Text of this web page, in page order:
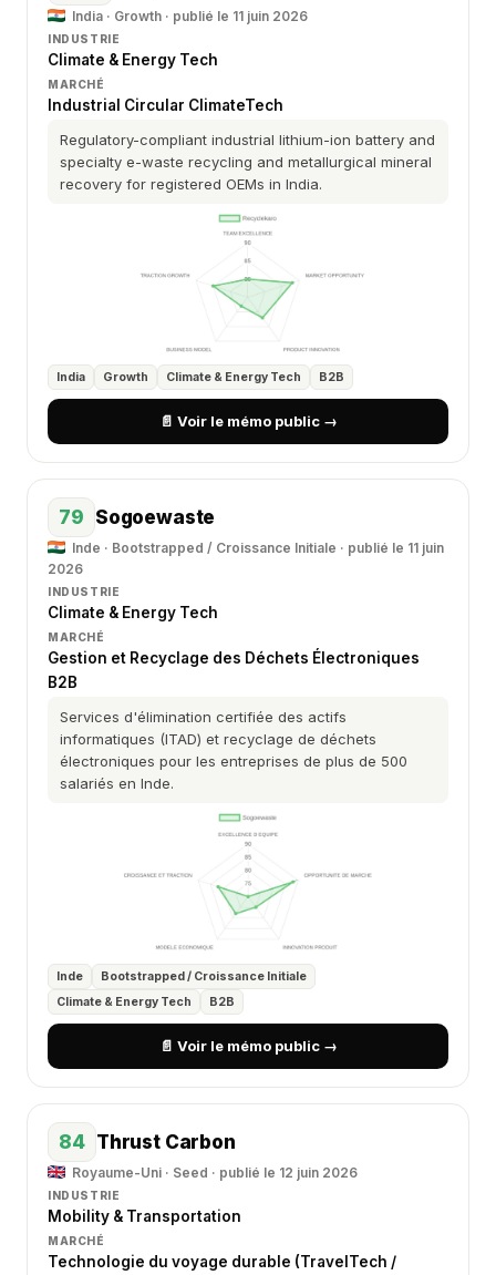
India · Growth · publié le 11 juin 2026
INDUSTRIE
Climate & Energy Tech
MARCHÉ
Industrial Circular ClimateTech
Regulatory-compliant industrial lithium-ion battery and
specialty e-waste recycling and metallurgical mineral
recovery for registered OEMs in India.
India Growth Climate & Energy Tech B2B
📄 Voir le mémo public →
79 Sogoewaste
Inde · Bootstrapped / Croissance Initiale · publié le 11 juin
2026
INDUSTRIE
Climate & Energy Tech
MARCHÉ
Gestion et Recyclage des Déchets Électroniques
B2B
Services d'élimination certifiée des actifs
informatiques (ITAD) et recyclage de déchets
électroniques pour les entreprises de plus de 500
salariés en Inde.
Inde
Bootstrapped / Croissance Initiale
Climate & Energy Tech
B2B
📄 Voir le mémo public →
84 Thrust Carbon
Royaume-Uni · Seed · publié le 12 juin 2026
INDUSTRIE
Mobility & Transportation
MARCHÉ
Technologie du voyage durable (TravelTech /